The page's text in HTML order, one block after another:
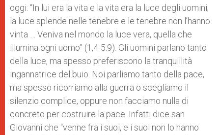
oggi: “In lui era la vita e la vita era la luce degli uomini;
la luce splende nelle tenebre e le tenebre non l’hanno
vinta … Veniva nel mondo la luce vera, quella che
illumina ogni uomo” (1,4-5.9). Gli uomini parlano tanto
della luce, ma spesso preferiscono la tranquillità
ingannatrice del buio. Noi parliamo tanto della pace,
ma spesso ricorriamo alla guerra o scegliamo il
silenzio complice, oppure non facciamo nulla di
concreto per costruire la pace. Infatti dice san
Giovanni che “venne fra i suoi, e i suoi non lo hanno